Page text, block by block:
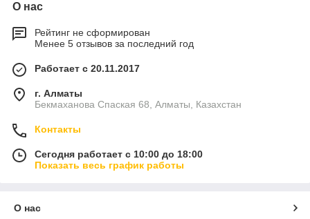
О нас
Рейтинг не сформирован
Менее 5 отзывов за последний год
Работает с 20.11.2017
г. Алматы
Бекмаханова Спаская 68, Алматы, Казахстан
Контакты
Сегодня работает с 10:00 до 18:00
Показать весь график работы
О нас